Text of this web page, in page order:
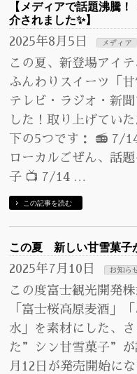
【メディアで話題沸騰
介されました✨】
2025年8月5日 メディア
この夏、新登場アイテ
ふんわりスイーツ「甘
テレビ・ラジオ・新
した！取り上げてい
下の5つです： 📻 7/
ローカルごぜん、話
子 📺 7/14 …
この記事を読む
この夏 新しい甘雪菓子
2025年7月10日 お知ら
この度富士観光開発
「富士桜高原麦酒」
水」を素材にした、
た”シン甘雪菓子”が
月12日が発売開始に